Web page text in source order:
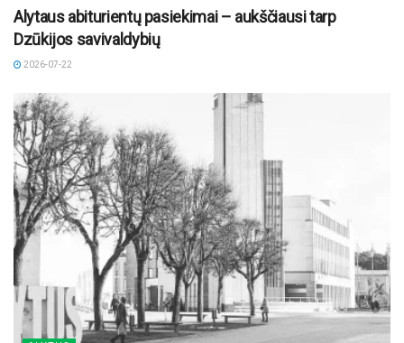
Alytaus abiturientų pasiekimai – aukščiausi tarp
Dzūkijos savivaldybių
2026-07-22